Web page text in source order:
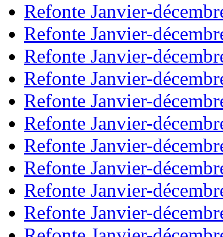
Refonte Janvier-
Refonte Janvier-
Refonte Janvier-
Refonte Janvier-
Refonte Janvier-
Refonte Janvier-
Refonte Janvier-
Refonte Janvier-
Refonte Janvier-
Refonte Janvier-